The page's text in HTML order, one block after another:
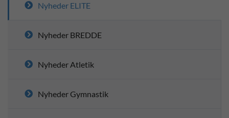
Nyheder ELITE
Nyheder BREDDE
Nyheder Atletik
Nyheder Gymnastik